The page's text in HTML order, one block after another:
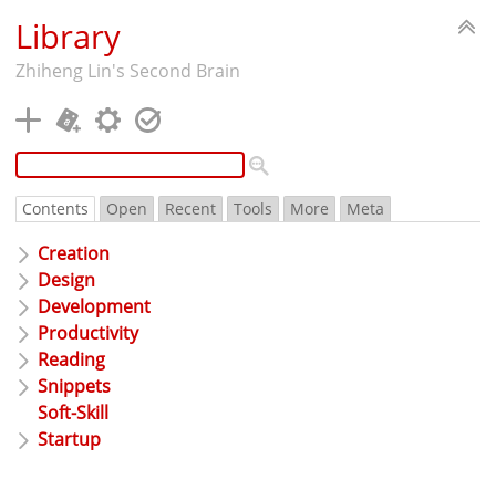
Library
Zhiheng Lin's Second Brain
8
Contents Open Recent Tools More Meta
Creation
Design
Development
Productivity
Reading
Snippets
Soft-Skill
Startup